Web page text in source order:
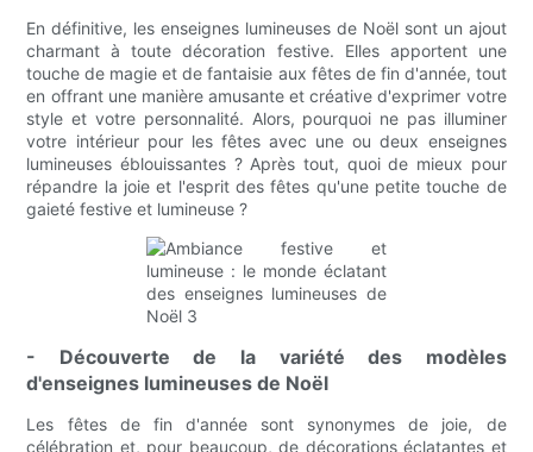
En définitive, les enseignes lumineuses de Noël sont un ajout
charmant à toute décoration festive. Elles apportent une
touche de magie et de fantaisie aux fêtes de fin d'année, tout
en offrant une manière amusante et créative d'exprimer votre
style et votre personnalité. Alors, pourquoi ne pas illuminer
votre intérieur pour les fêtes avec une ou deux enseignes
lumineuses éblouissantes ? Après tout, quoi de mieux pour
répandre la joie et l'esprit des fêtes qu'une petite touche de
gaieté festive et lumineuse ?
- Découverte de la variété des modèles
d'enseignes lumineuses de Noël
Les fêtes de fin d'année sont synonymes de joie, de
célébration et, pour beaucoup, de décorations éclatantes et